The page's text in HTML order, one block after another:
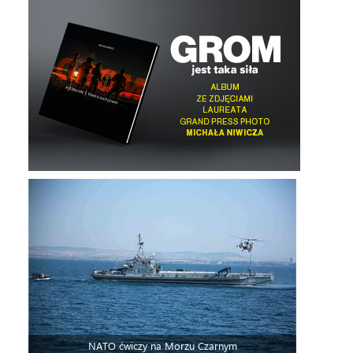
NATO ćwiczy na Morzu Czarnym